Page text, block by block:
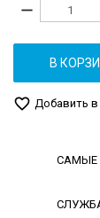
remove
В
favorite_border Добавить в
САМЫЕ